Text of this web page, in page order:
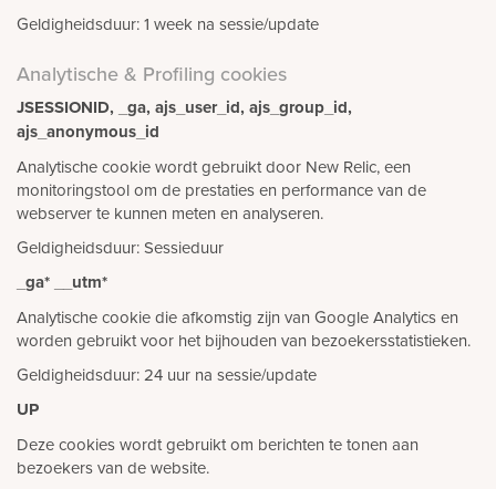
Geldigheidsduur: 1 week na sessie/update
Analytische & Profiling cookies
JSESSIONID, _ga, ajs_user_id, ajs_group_id,
ajs_anonymous_id
Analytische cookie wordt gebruikt door New Relic, een
monitoringstool om de prestaties en performance van de
webserver te kunnen meten en analyseren.
Geldigheidsduur: Sessieduur
_ga* __utm*
Analytische cookie die afkomstig zijn van Google Analytics en
worden gebruikt voor het bijhouden van bezoekersstatistieken.
Geldigheidsduur: 24 uur na sessie/update
UP
Deze cookies wordt gebruikt om berichten te tonen aan
bezoekers van de website.